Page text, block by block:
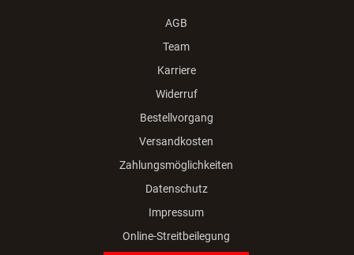
AGB
Team
Karriere
Widerruf
Bestellvorgang
Versandkosten
Zahlungsmöglichkeiten
Datenschutz
Impressum
Online-Streitbeilegung